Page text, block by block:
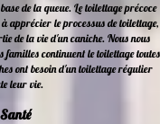
de la queue. Le toilettage précoce
apprécier le processus de toilettage,
de la vie d'un caniche. Nous nous
familles continuent le toilettage toutes
ont besoin d'un toilettage régulier
leur vie.
Santé